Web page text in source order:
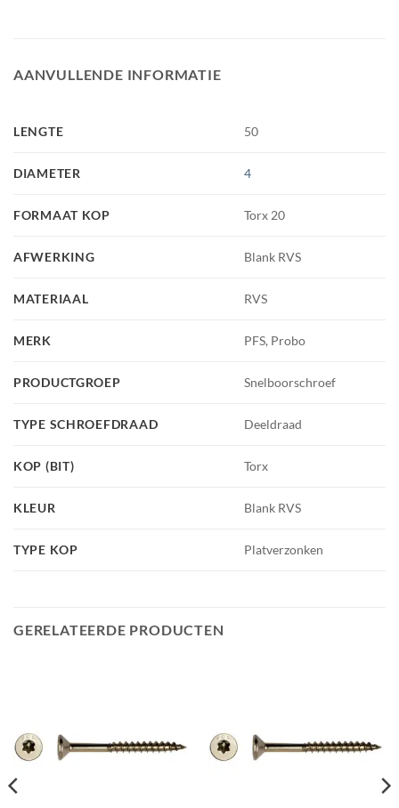
AANVULLENDE INFORMATIE
LENGTE 50
DIAMETER 4
FORMAAT KOP Torx 20
AFWERKING Blank RVS
MATERIAAL RVS
MERK PFS, Probo
PRODUCTGROEP Snelboorschroef
TYPE SCHROEFDRAAD Deeldraad
KOP (BIT) Torx
KLEUR Blank RVS
TYPE KOP Platverzonken
GERELATEERDE PRODUCTEN